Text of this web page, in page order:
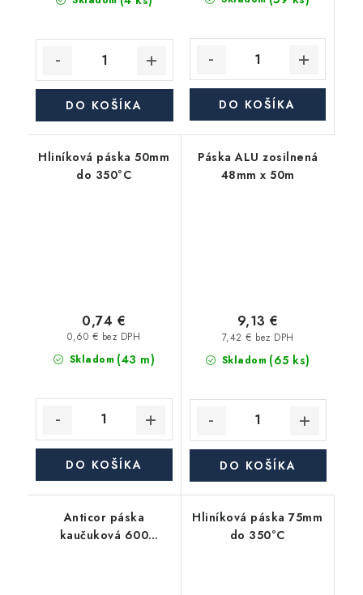
DO KOŠÍKA DO KOŠÍKA
Hliníková páska 50mm
do 350°C
Skladom (43 m)
0,60 € bez DPH
0,74 €
DO KOŠÍKA
Páska ALU zosilnená
48mm x 50m
Skladom (65 ks)
7,42 € bez DPH
9,13 €
DO KOŠÍKA
Anticor páska
kaučuková 600
Hliníková páska 75mm
do 350°C